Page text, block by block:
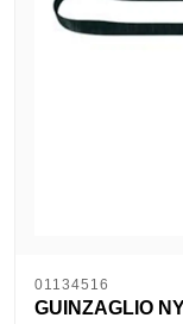
01134516
GUINZAGLIO